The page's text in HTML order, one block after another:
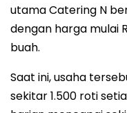
utama Catering N
dengan harga mulai
buah.
Saat ini, usaha
sekitar 1.500 roti